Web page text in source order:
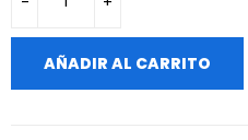
AÑADIR AL CARRITO